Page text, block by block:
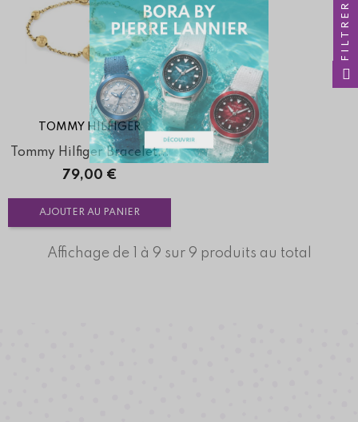
TOMMY HILFIGER
Tommy Hilfiger Bracelet...
Prix
79,00 €
AJOUTER AU PANIER
Affichage de 1 à 9 sur 9 produits au total
FILTRER